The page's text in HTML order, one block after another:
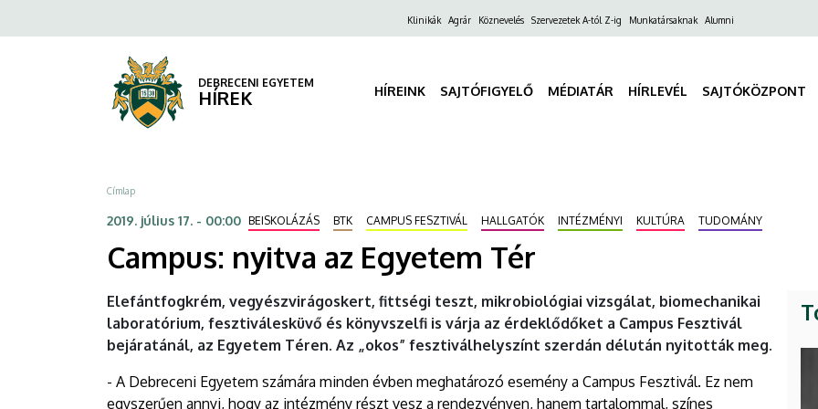
Egyetem
DEBRECENI
EGYETEM
a
FelsőKlinikák Agrár Köznevelés Szervezetek A-tól Z-ig Munkatársaknak Alumni
DEBRECENI EGYETEM
HÍREK HÍREINK SAJTÓFIGYELŐ MÉDIATÁR HÍRLEVÉL SAJTÓKÖZPONT
Morzsa
Címlap
2019. július 17. - 00:00 BEISKOLÁZÁS BTK CAMPUS FESZTIVÁL HALLGATÓK INTÉZMÉNYI KULTÚRA TUDOMÁNY
Campus: nyitva az Egyetem Tér
Elefántfogkrém, vegyészvirágoskert, fittségi teszt, mikrobiológiai vizsgálat, biomechanikai
laboratórium, fesztiválesküvő és könyvszelfi is várja az érdeklődőket a Campus Fesztivál
bejáratánál, az Egyetem Téren. Az „okos” fesztiválhelyszínt szerdán délután nyitották meg.
- A Debreceni Egyetem számára minden évben meghatározó esemény a Campus Fesztivál. Ez nem
egyszerűen annyi, hogy az intézmény részt vesz a rendezvényen, hanem tartalommal, színes